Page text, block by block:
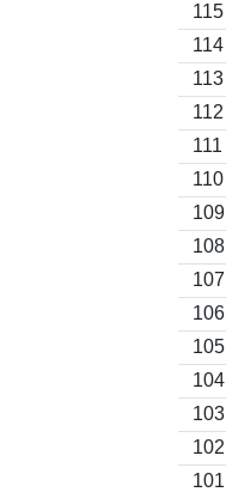
115
114
113
112
111
110
109
108
107
106
105
104
103
102
101